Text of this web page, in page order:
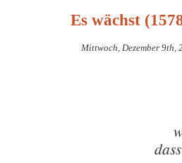
Es wächst
Mittwoch, Dezember 9th,